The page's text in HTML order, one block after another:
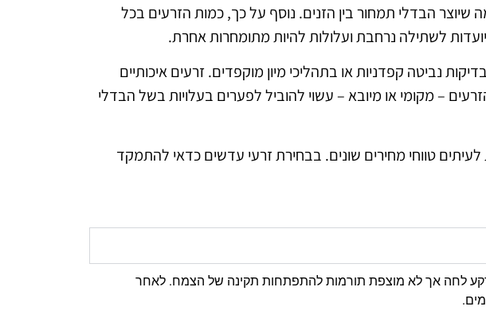
שיוצר הבדלי תמחור בין הזנים. נוסף על כך, כמות הזרעים בכל
לשתילה נרחבת ועלולות להיות מתומחרות אחרת.
נביטה קפדניות או בתהליכי מיון מוקפדים. זרעים איכותיים
– מקומי או מיובא – עשוי להוביל לפערים בעלויות בשל הבדלי
טווחי מחירים שונים. בבחירת זרעי עדשים כדאי להתמקד
קרקע לחה אך לא מוצפת תורמות להתפתחות תקינה של הצמח. לאחר